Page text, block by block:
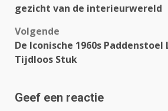
navigatie
gezicht van de interieurwereld
Volgende
De Iconische 1960s Paddenstoel
Tijdloos Stuk
Geef een reactie